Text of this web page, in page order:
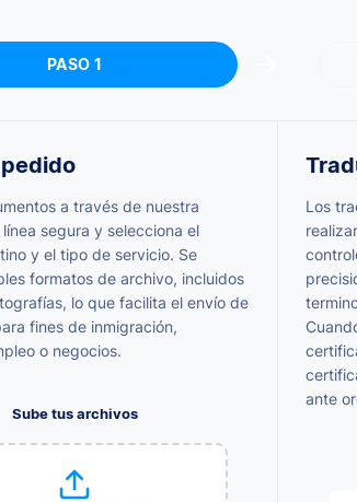
PASO 1
a través de nuestra
segura y selecciona el
y el tipo de servicio. Se
formatos de archivo, incluidos
lo que facilita el envío de
fines de inmigración,
o negocios.
Sube tus archivos
Los
ante